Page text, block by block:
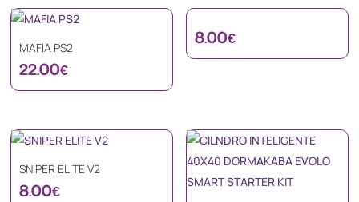
MAFIA PS2
22.00€
8.00€
SNIPER ELITE V2
8.00€